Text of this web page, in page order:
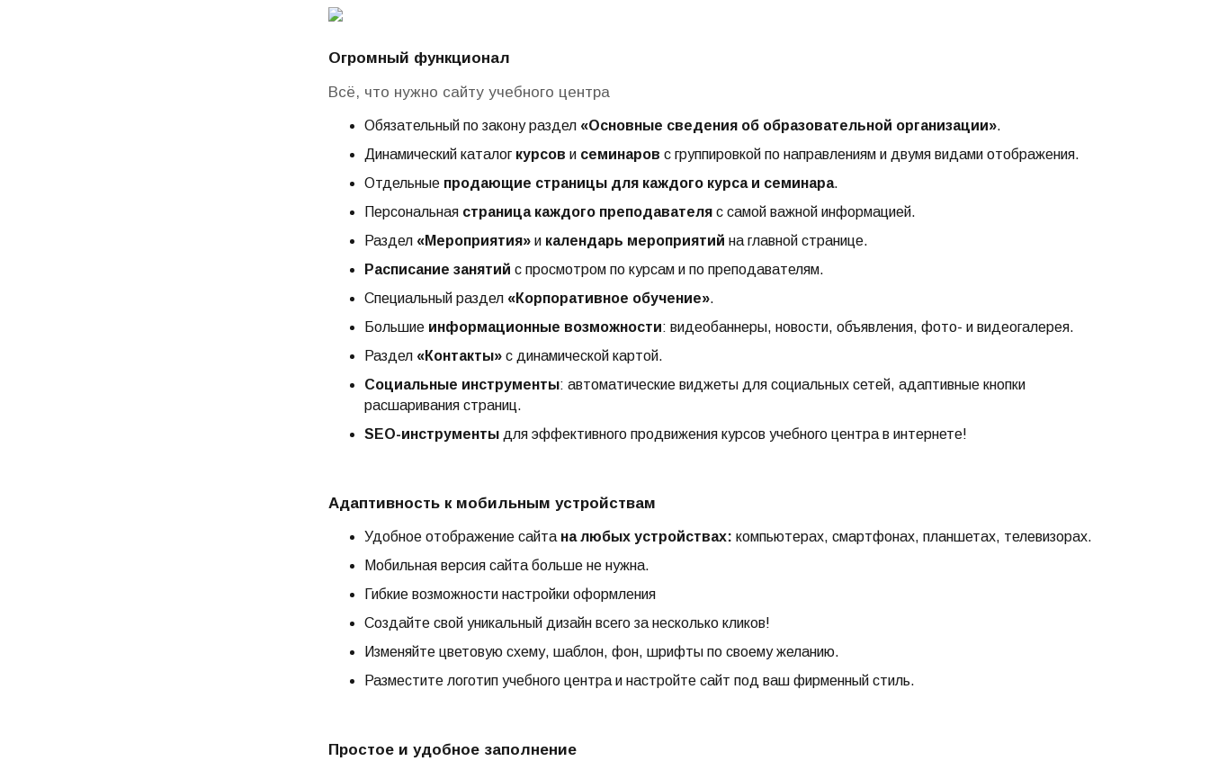
Огромный функционал
Всё, что нужно сайту учебного центра
Обязательный по закону раздел «Основные сведения об образовательной организации».
Динамический каталог курсов и семинаров с группировкой по направлениям и двумя видами отображения.
Отдельные продающие страницы для каждого курса и семинара.
Персональная страница каждого преподавателя с самой важной информацией.
Раздел «Мероприятия» и календарь мероприятий на главной странице.
Расписание занятий с просмотром по курсам и по преподавателям.
Специальный раздел «Корпоративное обучение».
Большие информационные возможности: видеобаннеры, новости, объявления, фото- и видеогалерея.
Раздел «Контакты» с динамической картой.
Социальные инструменты: автоматические виджеты для социальных сетей, адаптивные кнопки
расшаривания страниц.
SEO-инструменты для эффективного продвижения курсов учебного центра в интернете!
Адаптивность к мобильным устройствам
Удобное отображение сайта на любых устройствах: компьютерах, смартфонах, планшетах, телевизорах.
Мобильная версия сайта больше не нужна.
Гибкие возможности настройки оформления
Создайте свой уникальный дизайн всего за несколько кликов!
Изменяйте цветовую схему, шаблон, фон, шрифты по своему желанию.
Разместите логотип учебного центра и настройте сайт под ваш фирменный стиль.
Простое и удобное заполнение